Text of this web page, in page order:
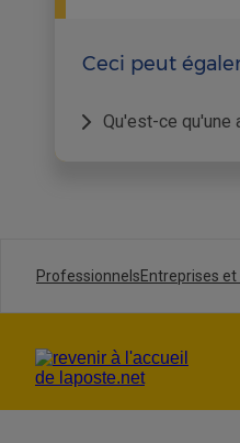
Ceci peut
Qu'est-ce qu'une
Une fois
Les
ProfessionnelsEntreprises